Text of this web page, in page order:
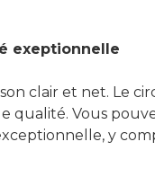
exeptionnelle
clair et net. Le
qualité. Vous
y